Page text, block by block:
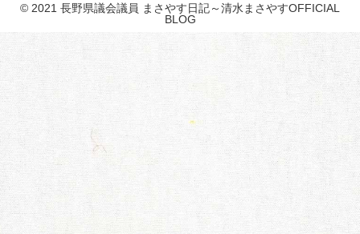
© 2021 長野県議会議員 まさやす日記～清水まさやすOFFICIAL
BLOG